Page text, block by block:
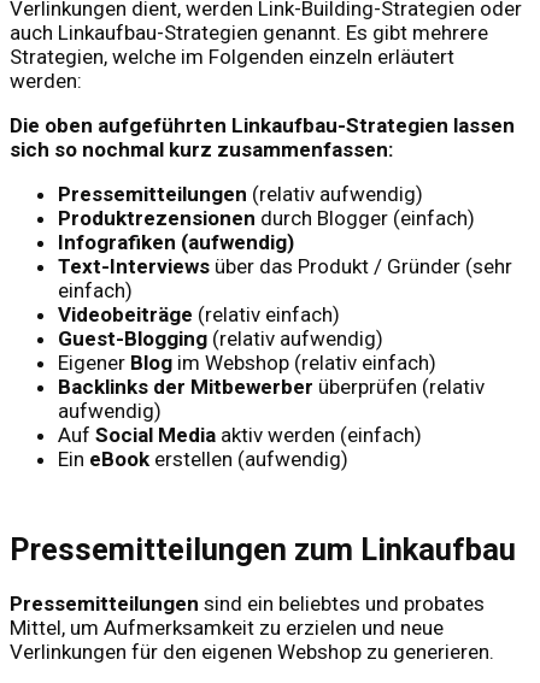
Verlinkungen dient, werden Link-Building-Strategien oder
auch Linkaufbau-Strategien genannt. Es gibt mehrere
Strategien, welche im Folgenden einzeln erläutert
werden:
Die oben aufgeführten Linkaufbau-Strategien lassen
sich so nochmal kurz zusammenfassen:
Pressemitteilungen (relativ aufwendig)
Produktrezensionen durch Blogger (einfach)
Infografiken (aufwendig)
Text-Interviews über das Produkt / Gründer (sehr
einfach)
Videobeiträge (relativ einfach)
Guest-Blogging (relativ aufwendig)
Eigener Blog im Webshop (relativ einfach)
Backlinks der Mitbewerber überprüfen (relativ
aufwendig)
Auf Social Media aktiv werden (einfach)
Ein eBook erstellen (aufwendig)
Pressemitteilungen zum Linkaufbau
Pressemitteilungen sind ein beliebtes und probates
Mittel, um Aufmerksamkeit zu erzielen und neue
Verlinkungen für den eigenen Webshop zu generieren.